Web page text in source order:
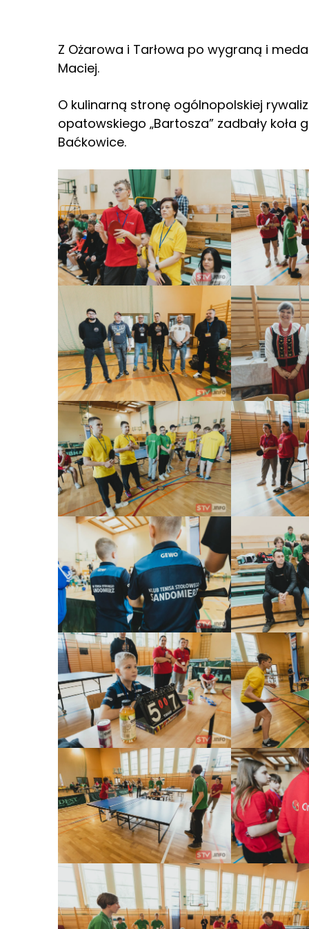
Z Ożarowa i Tarłowa po wygraną i
Maciej.
O kulinarną stronę ogólnopolskiej
opatowskiego „Bartosza” zadbały
Baćkowice.